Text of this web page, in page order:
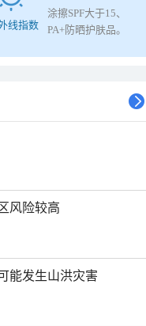
线指数
涂擦SPF大于15、
PA+防晒护肤品。
风险较高
能发生山洪灾害